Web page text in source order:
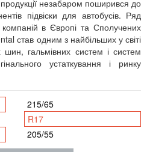
незабаром поширився до
підвіски для автобусів. Ряд
в Європі та Сполучених
став одним з найбільших у світі
шин, гальмівних систем і систем
устаткування і ринку
215/65
R17
205/55